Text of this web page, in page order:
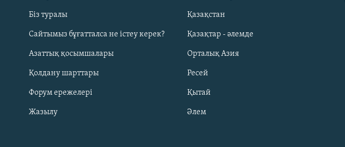
Русский
ЖАЗЫЛЫҢЫЗ
Біз туралы
Сайтымыз бұғатталса не істеу керек?
Азаттық қосымшалары
Қолдану шарттары
Форум ережелері
Жазылу
Қазақстан
Қазақтар - әлемде
Орталық Азия
Ресей
Қытай
Әлем